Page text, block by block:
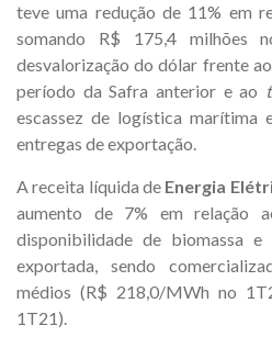
teve uma redução de 11% em
somando R$ 175,4 milhões
desvalorização do dólar frente
período da Safra anterior e ao
escassez de logística marítima
entregas de exportação.
A receita líquida de Energia
aumento de 7% em relação
disponibilidade de biomassa
exportada, sendo
médios (R$ 218,0/MWh no
1T21).